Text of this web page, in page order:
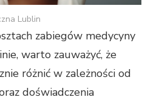
Lublin
zabiegów medycyny
warto zauważyć, że
różnić w zależności od
doświadczenia